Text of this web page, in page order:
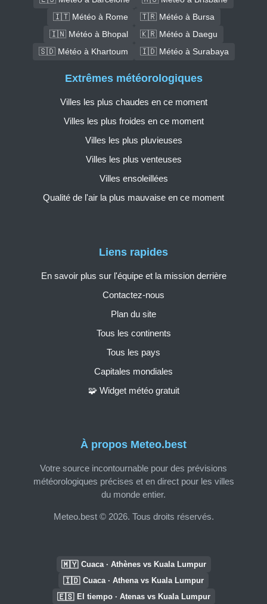
🇮🇹 Météo à Rome
🇹🇷 Météo à Bursa
🇮🇳 Météo à Bhopal
🇰🇷 Météo à Daegu
🇸🇩 Météo à Khartoum
🇮🇩 Météo à Surabaya
À propos Meteo.best
Votre source incontournable pour des prévisions
météorologiques précises et en direct pour les villes
du monde entier.
Meteo.best © 2026. Tous droits réservés.
Liens rapides
En savoir plus sur l'équipe et la mission derrière
Contactez-nous
Plan du site
Tous les continents
Tous les pays
Capitales mondiales
🧩 Widget météo gratuit
Extrêmes météorologiques
Villes les plus chaudes en ce moment
Villes les plus froides en ce moment
Villes les plus pluvieuses
Villes les plus venteuses
Villes ensoleillées
Qualité de l'air la plus mauvaise en ce moment
🇲🇾 Cuaca · Athènes vs Kuala Lumpur
🇮🇩 Cuaca · Athena vs Kuala Lumpur
🇪🇸 El tiempo · Atenas vs Kuala Lumpur